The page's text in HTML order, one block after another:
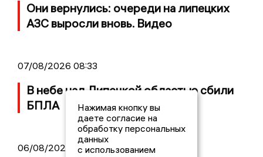
Они вернулись: очереди на липецких
АЗС выросли вновь. Видео
07/08/2026 08:33
В небе над Липецкой областью сбили
БПЛА
06/08/2026 13:12
Нажимая кнопку вы
даете согласие на
обработку персональных
данных
с использованием